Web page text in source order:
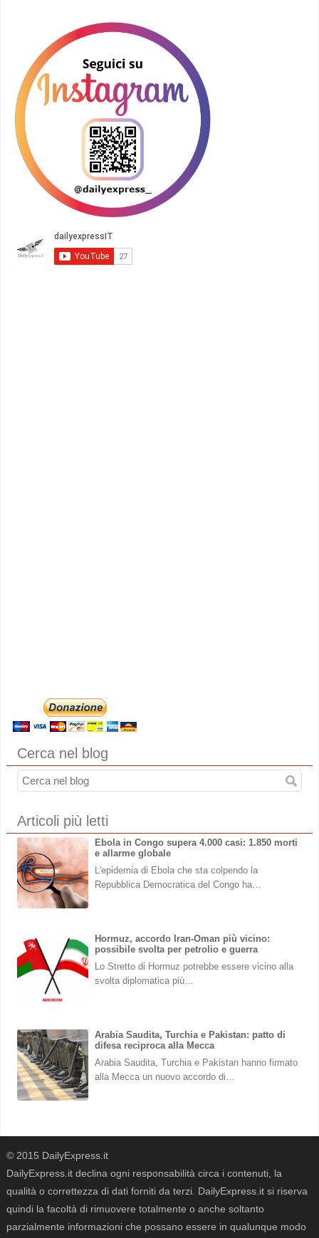
Cerca nel blog
Articoli più letti
Ebola in Congo supera 4.000 casi: 1.850 morti
e allarme globale
L'epidemia di Ebola che sta colpendo la
Repubblica Democratica del Congo ha…
Hormuz, accordo Iran-Oman più vicino:
possibile svolta per petrolio e guerra
Lo Stretto di Hormuz potrebbe essere vicino alla
svolta diplomatica più…
Arabia Saudita, Turchia e Pakistan: patto di
difesa reciproca alla Mecca
Arabia Saudita, Turchia e Pakistan hanno firmato
alla Mecca un nuovo accordo di…
© 2015 DailyExpress.it
DailyExpress.it declina ogni responsabilità circa i contenuti, la
qualità o correttezza di dati forniti da terzi. DailyExpress.it si riserva
quindi la facoltà di rimuovere totalmente o anche soltanto
parzialmente informazioni che possano essere in qualunque modo